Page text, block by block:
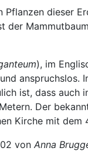
dieser
der
), im
anspruchslos.
ist, dass auch
Der
Kirche mit
von Anna